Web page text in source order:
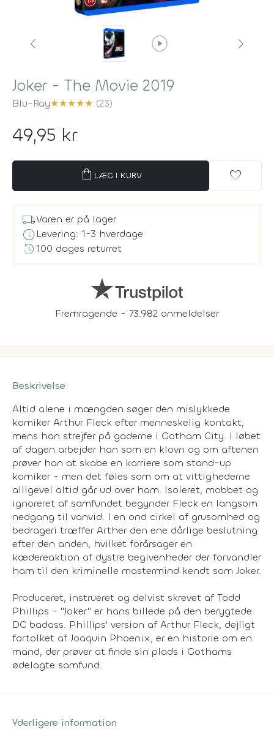
play_circle
Joker - The Movie 2019
Blu-Ray★★★★★ (23)
49,95 kr
shopping_bag LÆG I KURV favorite
local_shippingVaren er på lager
scheduleLevering: 1-3 hverdage
history100 dages returret
Fremragende - 73.982 anmeldelser
Beskrivelse
Altid alene i mængden søger den mislykkede
komiker Arthur Fleck efter menneskelig kontakt,
mens han strejfer på gaderne i Gotham City. I løbet
af dagen arbejder han som en klovn og om aftenen
prøver han at skabe en karriere som stand-up
komiker - men det føles som om at vittighederne
alligevel altid går ud over ham. Isoleret, mobbet og
ignoreret af samfundet begynder Fleck en langsom
nedgang til vanvid. I en ond cirkel af grusomhed og
bedrageri træffer Arther den ene dårlige beslutning
efter den anden, hvilket forårsager en
kædereaktion af dystre begivenheder der forvandler
ham til den kriminelle mastermind kendt som Joker.
Produceret, instrueret og delvist skrevet af Todd
Phillips - "Joker" er hans billede på den berygtede
DC badass. Phillips' version af Arthur Fleck, dejligt
fortolket af Joaquin Phoenix, er en historie om en
mand, der prøver at finde sin plads i Gothams
ødelagte samfund.
Yderligere information